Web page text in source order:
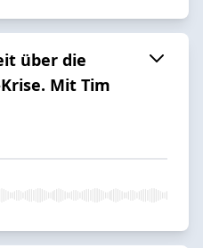
über die
Mit Tim